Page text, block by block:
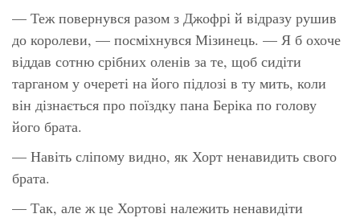
— Теж повернувся разом з Джофрі й відразу рушив
до королеви, — посміхнувся Мізинець. — Я б охоче
віддав сотню срібних оленів за те, щоб сидіти
тарганом у очереті на його підлозі в ту мить, коли
він дізнається про поїздку пана Беріка по голову
його брата.
— Навіть сліпому видно, як Хорт ненавидить свого
брата.
— Так, але ж це Хортові належить ненавидіти